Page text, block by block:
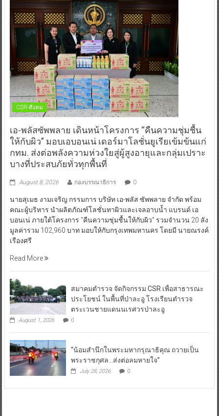
CSR-สังคม
เอ-พลัสซัพพลาย เดินหน้าโครงการ “คืนความชุ่มชื้น
ให้กับผิว” มอบเอบอนเน่ เดอร์มาโลชั่นยูเรียเข้มข้นแก่
กทม. ส่งต่อพลังความห่วงใยสู่ผู้สูงอายุและกลุ่มเปราะ
บางที่ประสบภัยทั่วทุกพื้นที่
August 8, 2026 กองบรรณาธิการ 0
นายสุเมธ งามเจริญ กรรมการ บริษัท เอ-พลัส ซัพพลาย จำกัด พร้อม
คณะผู้บริหาร นำผลิตภัณฑ์โลชั่นทาผิวและเจลอาบน้ำ แบรนด์ เอ
บอนเน่ ภายใต้โครงการ “คืนความชุ่มชื้นให้กับผิว” รวมจำนวน 20 ลัง
มูลค่ารวม 102,960 บาท มอบให้กับกรุงเทพมหานคร โดยมี นายณรงค์
เรืองศรี
Read More
สมาคมตำรวจ จัดกิจกรรม CSR เพื่อสาธารณะ
ประโยชน์ ในพื้นที่ป่าละอู โรงเรียนตำรวจ
ตระเวนชายแดนนเรศวรป่าละอู
August 1, 2026 0
“น้อมสำนึกในพระมหากรุณาธิคุณ ถวายเป็น
พระราชกุศล…ส่งต่อลมหายใจ”
July 28, 2026 0